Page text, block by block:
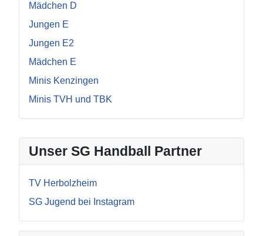
Unser SG Handball Partner
TV Herbolzheim
SG Jugend bei Instagram
Mädchen D
Jungen E
Jungen E2
Mädchen E
Minis Kenzingen
Minis TVH und TBK